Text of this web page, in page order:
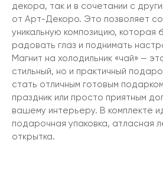
декора, так и в сочетании с
от Арт-Декоро. Это позволяет
уникальную композицию, которая
радовать глаз и поднимать
Магнит на холодильник «чай» —
стильный, но и практичный
стать отличным готовым
праздник или просто приятным
вашему интерьеру. В комплекте
подарочная упаковка, атласная
открытка.